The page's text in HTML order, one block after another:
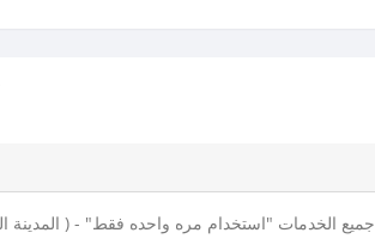
المنورة ) - "يشمل جميع الخدمات "استخدام مره واحده فقط